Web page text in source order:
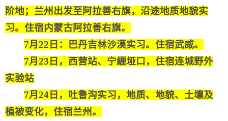
阶地；兰州出发至阿拉善右旗，沿途地质地貌实
习。住宿内蒙古阿拉善右旗。
7月22日：巴丹吉林沙漠实习。住宿武威。
7月23日，西营站、宁緾垭口，住宿连城野外
实验站
7月24日，吐鲁沟实习，地质、地貌、土壤及
植被变化，住宿兰州。